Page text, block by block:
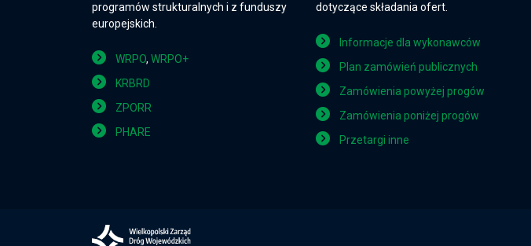
programów strukturalnych i z funduszy
europejskich.
WRPO, WRPO+
KRBRD
ZPORR
PHARE
dotyczące składania ofert.
Informacje dla wykonawców
Plan zamówień publicznych
Zamówienia powyżej progów
Zamówienia poniżej progów
Przetargi inne